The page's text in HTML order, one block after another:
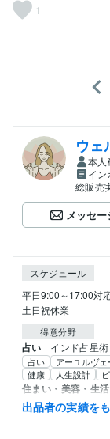
1
ウェ
本人
イ
総販売
メッセ
スケジュール
平日9:00～17:00対
土日祝休業
得意分野
占い インド占星術
占い アーユルヴェ
健康
人生設計
住まい・美容・生
旅行 お出掛けの相談
出品者の実績を